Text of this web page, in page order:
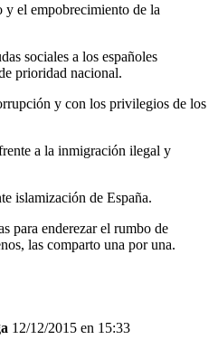
y el empobrecimiento de la
sociales a los españoles
prioridad nacional.
y con los privilegios de los
a la inmigración ilegal y
islamización de España.
para enderezar el rumbo de
las comparto una por una.
12/12/2015 en 15:33